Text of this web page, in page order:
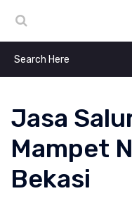
Jasa
Mampet
Bekasi